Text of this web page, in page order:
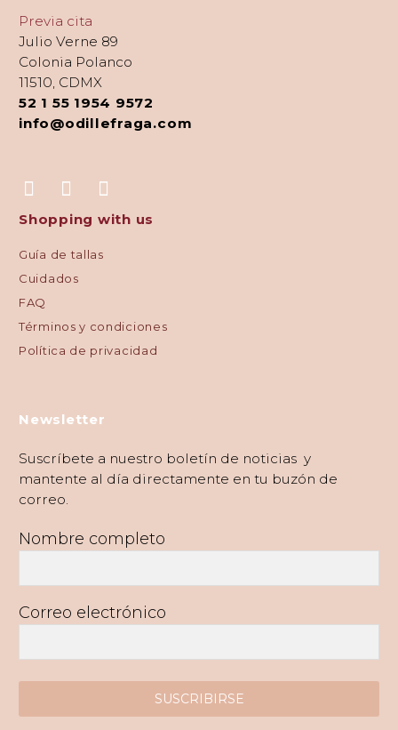
Previa cita
Julio Verne 89
Colonia Polanco
11510, CDMX
52 1 55 1954 9572
info@odillefraga.com
Shopping with us
Guía de tallas
Cuidados
FAQ
Términos y condiciones
Política de privacidad
Newsletter
Suscríbete a nuestro boletín de noticias y
mantente al día directamente en tu buzón de
correo.
Nombre completo
Correo electrónico
SUSCRIBIRSE